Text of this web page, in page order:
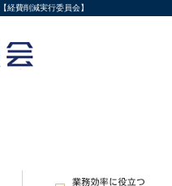
経費削減実行委員会】